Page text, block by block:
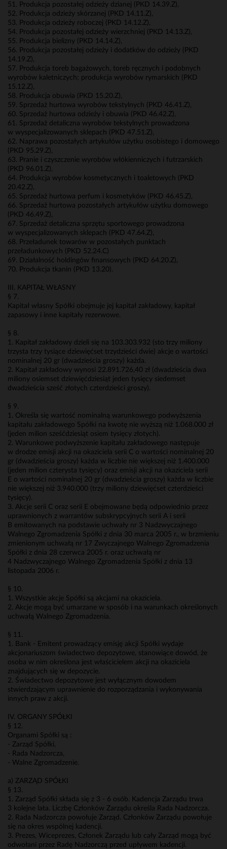
51. Produkcja pozostałej odzieży dzianej (PKD 14.39.Z),
52. Produkcja odzieży skórzanej (PKD 14.11.Z),
53. Produkcja odzieży roboczej (PKD 14.12.Z),
54. Produkcja pozostałej odzieży wierzchniej (PKD 14.13.Z),
55. Produkcja bielizny (PKD 14.14.Z),
56. Produkcja pozostałej odzieży i dodatków do odzieży (PKD
14.19.Z),
57. Produkcja toreb bagażowych, toreb ręcznych i podobnych
wyrobów kaletniczych; produkcja wyrobów rymarskich (PKD
15.12.Z),
58. Produkcja obuwia (PKD 15.20.Z),
59. Sprzedaż hurtowa wyrobów tekstylnych (PKD 46.41.Z),
60. Sprzedaż hurtowa odzieży i obuwia (PKD 46.42.Z),
61. Sprzedaż detaliczna wyrobów tekstylnych prowadzona
w wyspecjalizowanych sklepach (PKD 47.51.Z),
62. Naprawa pozostałych artykułów użytku osobistego i domowego
(PKD 95.29.Z),
63. Pranie i czyszczenie wyrobów włókienniczych i futrzarskich
(PKD 96.01.Z),
64. Produkcja wyrobów kosmetycznych i toaletowych (PKD
20.42.Z),
65. Sprzedaż hurtowa perfum i kosmetyków (PKD 46.45.Z),
66. Sprzedaż hurtowa pozostałych artykułów użytku domowego
(PKD 46.49.Z),
67. Sprzedaż detaliczna sprzętu sportowego prowadzona
w wyspecjalizowanych sklepach (PKD 47.64.Z),
68. Przeładunek towarów w pozostałych punktach
przeładunkowych (PKD 52.24.C)
69. Działalność holdingów finansowych (PKD 64.20.Z),
70. Produkcja tkanin (PKD 13.20).
III. KAPITAŁ WŁASNY
§ 7.
Kapitał własny Spółki obejmuje jej kapitał zakładowy, kapitał
zapasowy i inne kapitały rezerwowe.
§ 8.
1. Kapitał zakładowy dzieli się na 103.303.932 (sto trzy miliony
trzysta trzy tysiące dziewięćset trzydzieści dwie) akcje o wartości
nominalnej 20 gr (dwadzieścia groszy) każda.
2. Kapitał zakładowy wynosi 22.891.726,40 zł (dwadzieścia dwa
miliony osiemset dziewięćdziesiąt jeden tysięcy siedemset
dwadzieścia sześć złotych czterdzieści groszy).
§ 9.
1. Określa się wartość nominalną warunkowego podwyższenia
kapitału zakładowego Spółki na kwotę nie wyższą niż 1.068.000 zł
(jeden milion sześćdziesiąt osiem tysięcy złotych).
2. Warunkowe podwyższenie kapitału zakładowego następuje
w drodze emisji akcji na okaziciela serii C o wartości nominalnej 20
gr (dwadzieścia groszy) każda w liczbie nie większej niż 1.400.000
(jeden milion czterysta tysięcy) oraz emisji akcji na okaziciela serii
E o wartości nominalnej 20 gr (dwadzieścia groszy) każda w liczbie
nie większej niż 3.940.000 (trzy miliony dziewięćset czterdzieści
tysięcy).
3. Akcje serii C oraz serii E obejmowane będą odpowiednio przez
uprawnionych z warrantów subskrypcyjnych serii A i serii
B emitowanych na podstawie uchwały nr 3 Nadzwyczajnego
Walnego Zgromadzenia Spółki z dnia 30 marca 2005 r., w brzmieniu
zmienionym uchwałą nr 17 Zwyczajnego Walnego Zgromadzenia
Spółki z dnia 28 czerwca 2005 r. oraz uchwałą nr
4 Nadzwyczajnego Walnego Zgromadzenia Spółki z dnia 13
listopada 2006 r.
§ 10.
1. Wszystkie akcje Spółki są akcjami na okaziciela.
2. Akcje mogą być umarzane w sposób i na warunkach określonych
uchwałą Walnego Zgromadzenia.
§ 11.
1. Bank - Emitent prowadzący emisję akcji Spółki wydaje
akcjonariuszom świadectwo depozytowe, stanowiące dowód, że
osoba w nim określona jest właścicielem akcji na okaziciela
znajdujących się w depozycie.
2. Świadectwo depozytowe jest wyłącznym dowodem
stwierdzającym uprawnienie do rozporządzania i wykonywania
innych praw z akcji.
IV. ORGANY SPÓŁKI
§ 12.
Organami Spółki są :
- Zarząd Spółki,
- Rada Nadzorcza,
- Walne Zgromadzenie.
a) ZARZĄD SPÓŁKI
§ 13.
1. Zarząd Spółki składa się z 3 - 6 osób. Kadencja Zarządu trwa
3 kolejne lata. Liczbę Członków Zarządu określa Rada Nadzorcza.
2. Rada Nadzorcza powołuje Zarząd. Członków Zarządu powołuje
się na okres wspólnej kadencji.
3. Prezes, Wiceprezes, Członek Zarządu lub cały Zarząd mogą być
odwołani przez Radę Nadzorczą przed upływem kadencji.